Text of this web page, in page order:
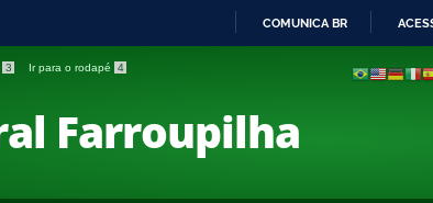
PARA
COMUNICA BR
3 Ir para o rodapé 4
Farroupilha